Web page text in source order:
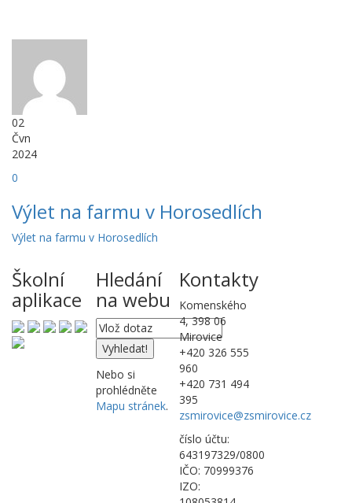
02
Čvn
2024
0
Výlet na farmu v Horosedlích
Výlet na farmu v Horosedlích
Školní
aplikace
Hledání
na webu
Nebo si
prohlédněte
Mapu stránek.
Kontakty
Komenského
4, 398 06
Mirovice
+420 326 555
960
+420 731 494
395
zsmirovice@zsmirovice.cz
číslo účtu:
643197329/0800
IČO: 70999376
IZO: